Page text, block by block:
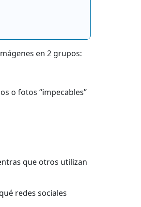
en 2 grupos:
o fotos “impecables”
que otros utilizan
redes sociales